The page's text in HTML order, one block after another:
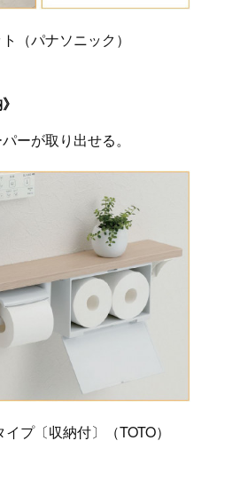
（パナソニック）
ーが取り出せる。
プ〔収納付〕（TOTO）